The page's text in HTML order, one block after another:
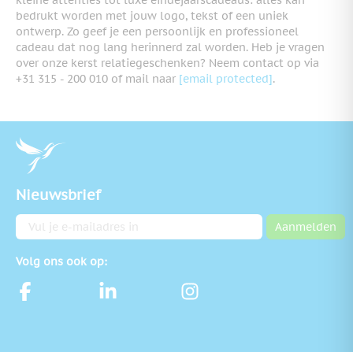
bedrukt worden met jouw logo, tekst of een uniek
ontwerp. Zo geef je een persoonlijk en professioneel
cadeau dat nog lang herinnerd zal worden. Heb je vragen
over onze kerst relatiegeschenken? Neem contact op via
+31 315 - 200 010 of mail naar [email protected].
Nieuwsbrief
E-mailadres Aanmelden
Volg ons ook op: